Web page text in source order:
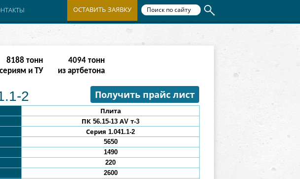
ОСТАВИТЬ ЗАЯВКУ
32764 тонн
и ТУ
16382тонн
из артбетона
Получить прайс лист
2
Плита
ПК 56.15-13 АV т-3
Серия 1.041.1-2
5650
1490
220
2600